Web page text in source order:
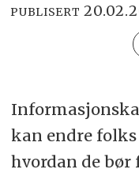
PUBLISERT
kan endre
hvordan de bør